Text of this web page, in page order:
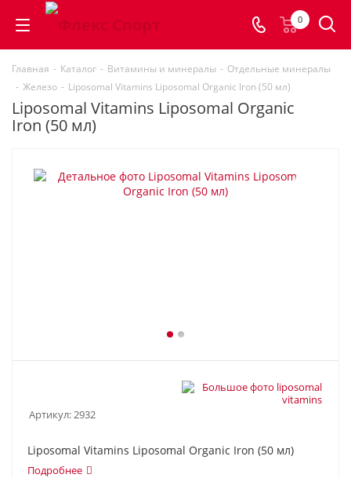
0
Главная - Каталог - Витамины и минералы - Отдельные минералы
- Железо - Liposomal Vitamins Liposomal Organic Iron (50 мл)
Liposomal Vitamins Liposomal Organic
Iron (50 мл)
Артикул:2932
Liposomal Vitamins Liposomal Organic Iron (50 мл)
Подробнее